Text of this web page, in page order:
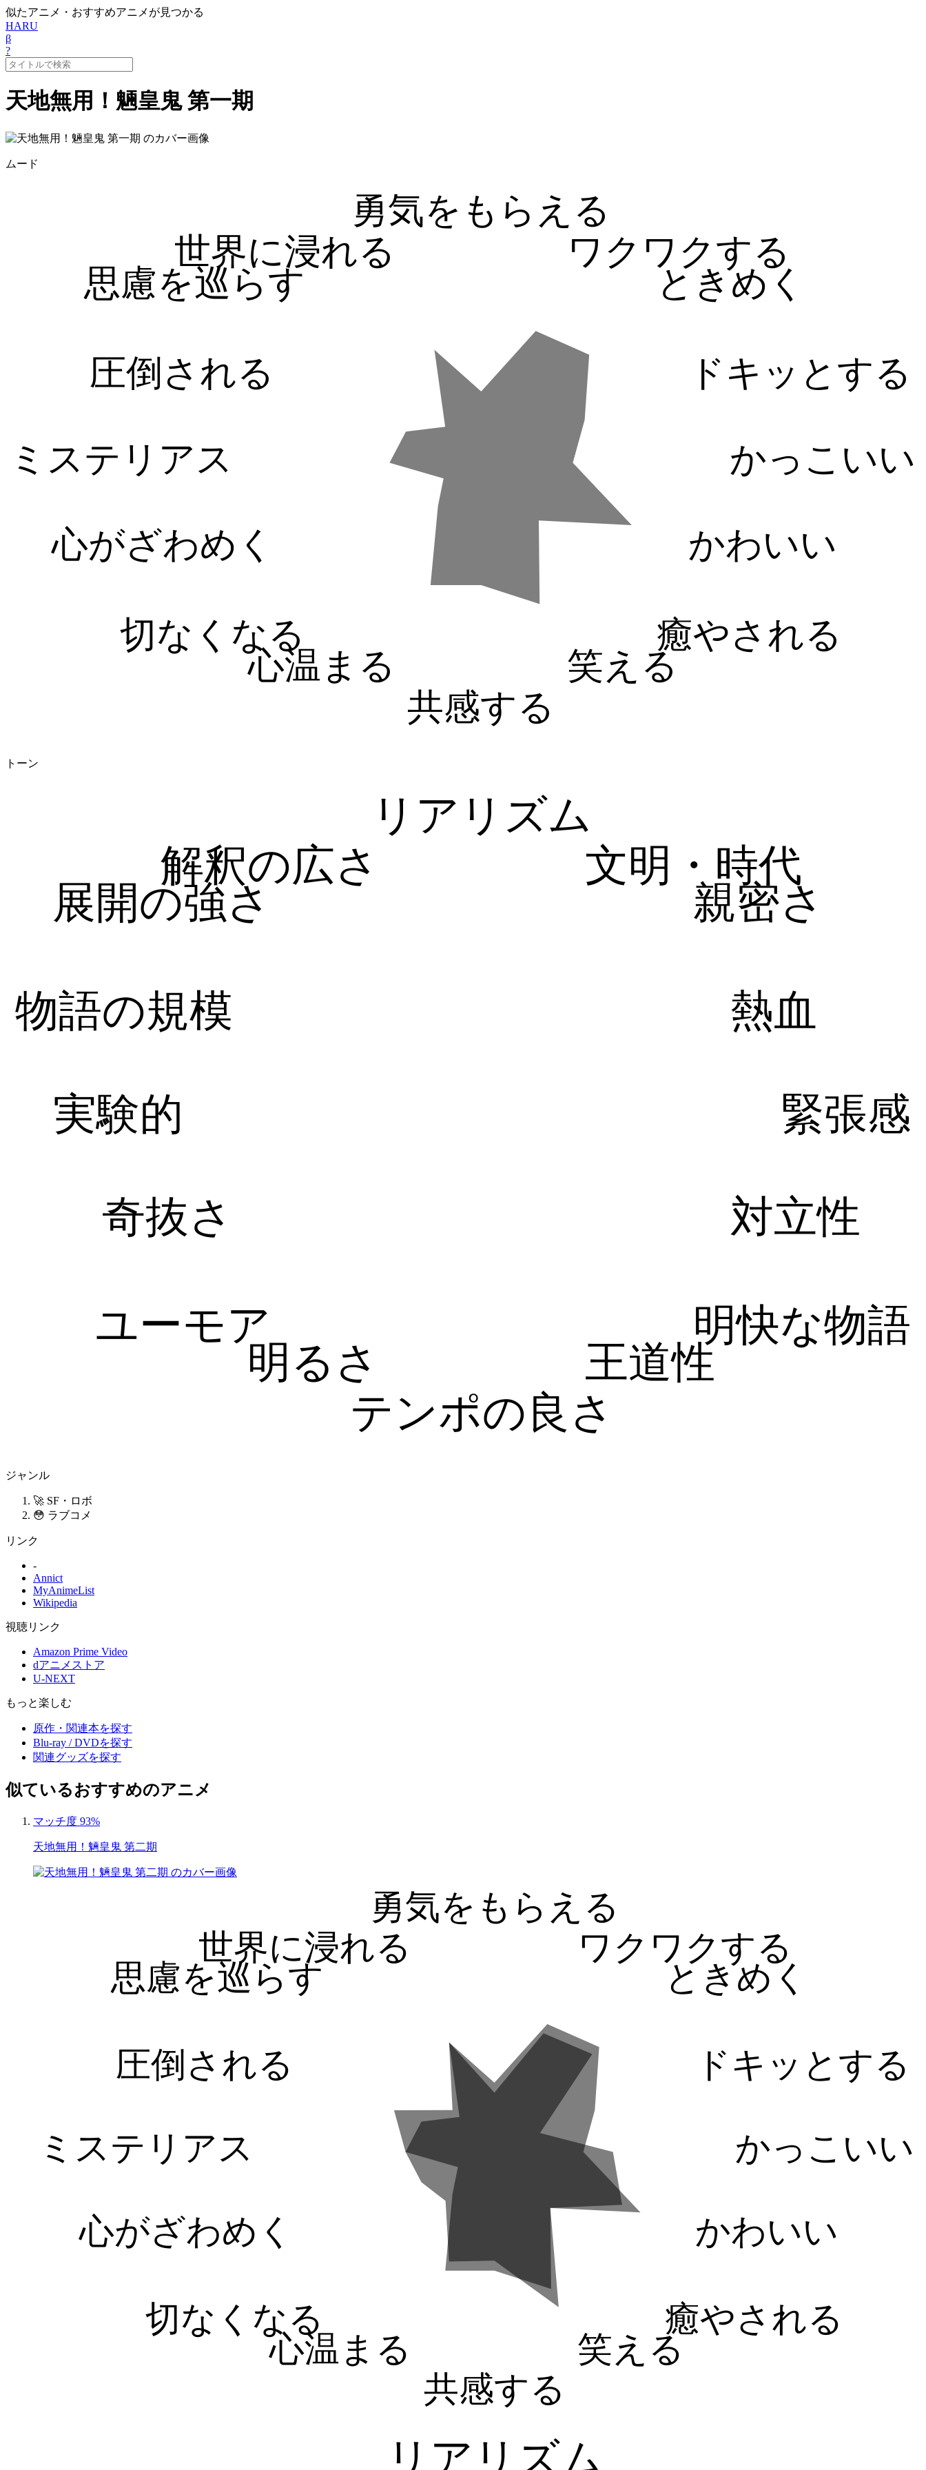
似たアニメ・おすすめアニメが見つかる
HARU
β
?
天地無用！魎皇鬼 第一期
ムード
勇気をもらえる
ワクワクする
ときめく
ドキッとする
かっこいい
かわいい
癒やされる
笑える
共感する
心温まる
切なくなる
心がざわめく
ミステリアス
圧倒される
思慮を巡らす
世界に浸れる
トーン
リアリズム
文明・時代
親密さ
熱血
緊張感
対立性
明快な物語
王道性
テンポの良さ
明るさ
ユーモア
奇抜さ
実験的
物語の規模
展開の強さ
解釈の広さ
ジャンル
🚀 SF・ロボ
😳 ラブコメ
リンク
-
Annict
MyAnimeList
Wikipedia
視聴リンク
Amazon Prime Video
dアニメストア
U-NEXT
もっと楽しむ
原作・関連本を探す
Blu-ray / DVDを探す
関連グッズを探す
似ているおすすめのアニメ
マッチ度 93%
天地無用！魎皇鬼 第二期
勇気をもらえる
ワクワクする
ときめく
ドキッとする
かっこいい
かわいい
癒やされる
笑える
共感する
心温まる
切なくなる
心がざわめく
ミステリアス
圧倒される
思慮を巡らす
世界に浸れる
リアリズム